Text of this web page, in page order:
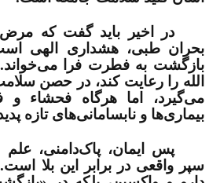
در اخیر باید گفت که مرض
بحران طبی، هشداری الهی
بازگشت به فطرت فرا
الله را رعایت کند، در حصن
می‌گیرد، اما هرگاه فحشاء و
بیماری‌ها و نابسامانی‌های تازه
پس ایمان، پاک‌دامنی، علم
سپر واقعی در برابر این بلا